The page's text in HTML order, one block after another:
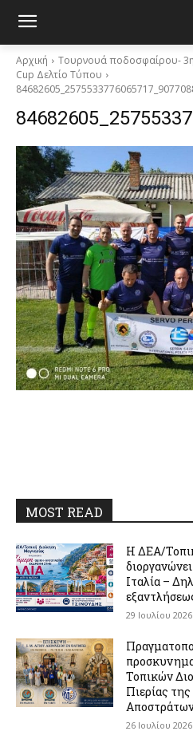
Αρχική
Τουρνουά ποδοσφαίρου- 3η
Cup Δελτίο Τύπου
MOST READ
Η ΔΕΑ/
Ιταλία –
29 Ιουλίου 2026
Τοπικών
Πιερίας
26 Ιουλίου 2026